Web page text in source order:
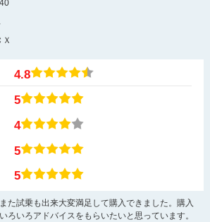
4.8
5
4
5
5
た試乗も出来大変満足して購入できました。購入
ろいろアドバイスをもらいたいと思っています。